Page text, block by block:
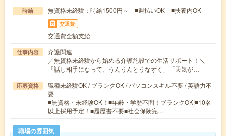
時給 無資格未経験：時給1500円～ ■週払いOK ■扶養内OK
交通費
交通費全額支給
仕事内容
介護関連
／無資格未経験から始める介護施設での生活サポート！＼
「話し相手になって、うんうんとうなずく」「天気が…
応募資格
職種未経験OK / ブランクOK / パソコンスキル不要 / 英語力不
要
■無資格・未経験OK！■年齢・学歴不問！ブランクOK!■10名
以上採用予定！■履歴書不要■社会保険完…
職場の雰囲気